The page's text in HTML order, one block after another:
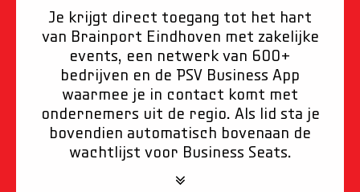
Je krijgt direct toegang tot het hart
van Brainport Eindhoven met zakelijke
events, een netwerk van 600+
bedrijven en de PSV Business App
waarmee je in contact komt met
ondernemers uit de regio. Als lid sta je
bovendien automatisch bovenaan de
wachtlijst voor Business Seats.